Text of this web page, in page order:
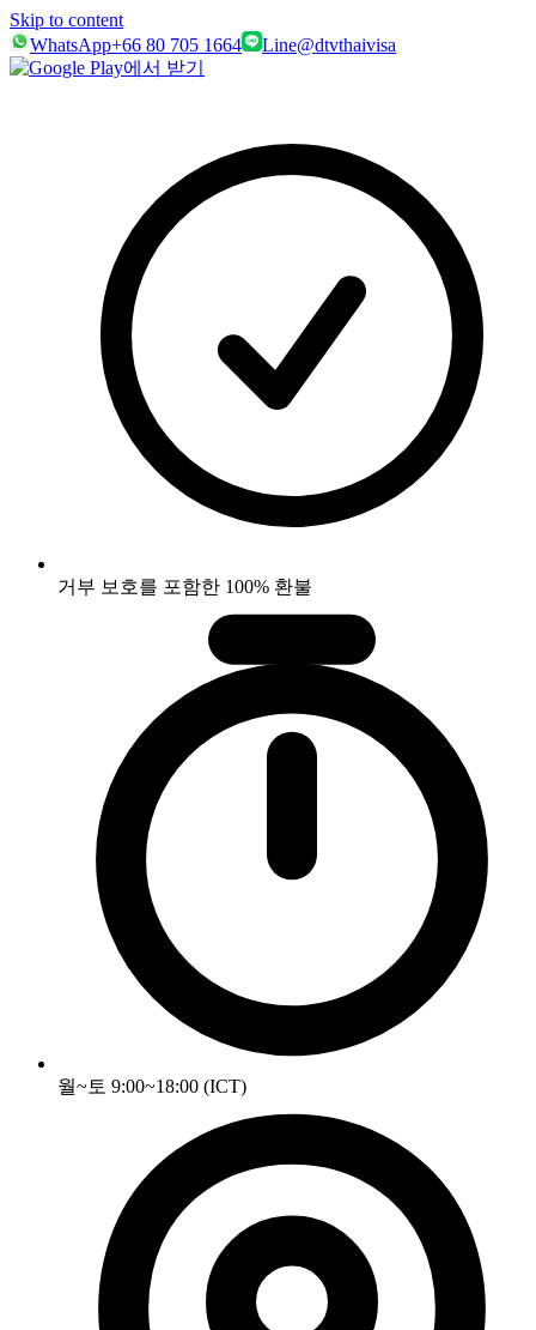
Skip to content
WhatsApp+66 80 705 1664 Line@dtvthaivisa
거부 보호를 포함한 100% 환불
월~토 9:00~18:00 (ICT)